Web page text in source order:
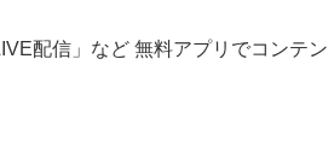
配信」など 無料アプリでコンテン